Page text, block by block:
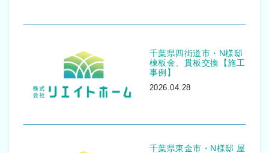
千葉県四街道市・N様邸
棟板金、貫板交換【施工
事例】
2026.04.28
千葉県東金市・N様邸 屋